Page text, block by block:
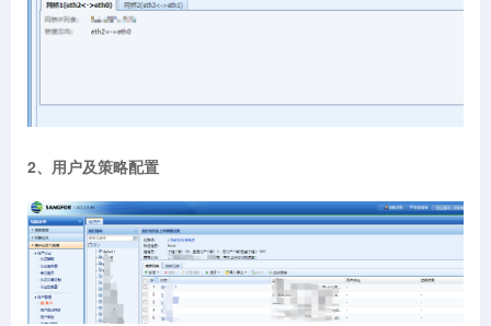
2、用户及策略配置